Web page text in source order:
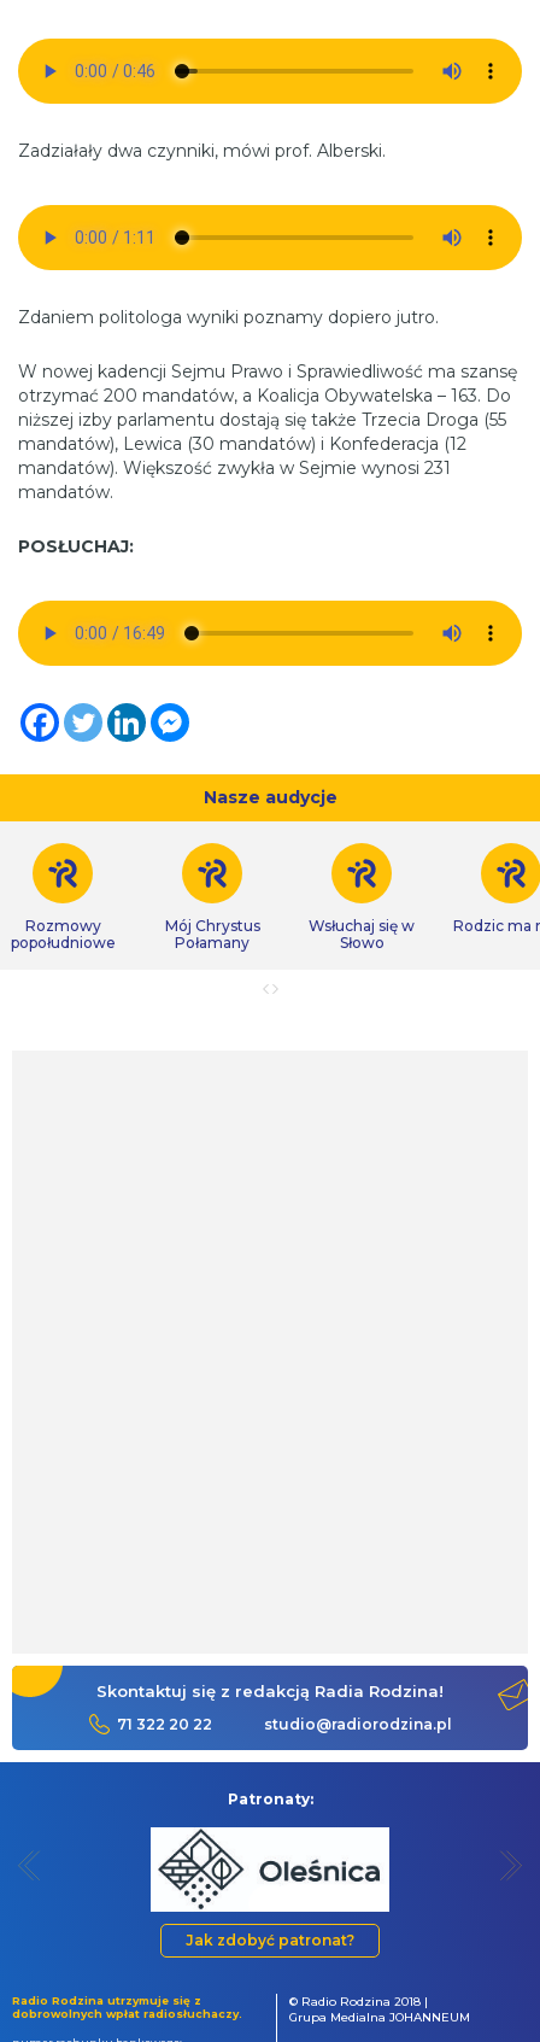
Zadziałały dwa czynniki, mówi prof. Alberski.
Zdaniem politologa wyniki poznamy dopiero jutro.
W nowej kadencji Sejmu Prawo i Sprawiedliwość ma szansę
otrzymać 200 mandatów, a Koalicja Obywatelska – 163. Do
niższej izby parlamentu dostają się także Trzecia Droga (55
mandatów), Lewica (30 mandatów) i Konfederacja (12
mandatów). Większość zwykła w Sejmie wynosi 231
mandatów.
POSŁUCHAJ:
Nasze audycje
Rozmowy
popołudniowe
Mój Chrystus
Połamany
Wsłuchaj się w
Słowo
Rodzic ma
Skontaktuj się z redakcją Radia Rodzina!
71 322 20 22 studio@radiorodzina.pl
Patronaty:
Jak zdobyć patronat?
Radio Rodzina utrzymuje się z
dobrowolnych wpłat radiosłuchaczy.
© Radio Rodzina 2018 |
Grupa Medialna JOHANNEUM